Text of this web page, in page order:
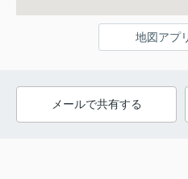
地図アプ
メールで共有する